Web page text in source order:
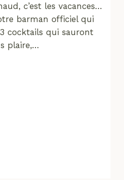
c’est les vacances…
barman officiel qui
cocktails qui sauront
plaire,…